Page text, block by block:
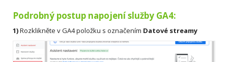
Podrobný postup napojení služby GA4:
1)Rozklikněte v GA4 položku s označením Datové streamy